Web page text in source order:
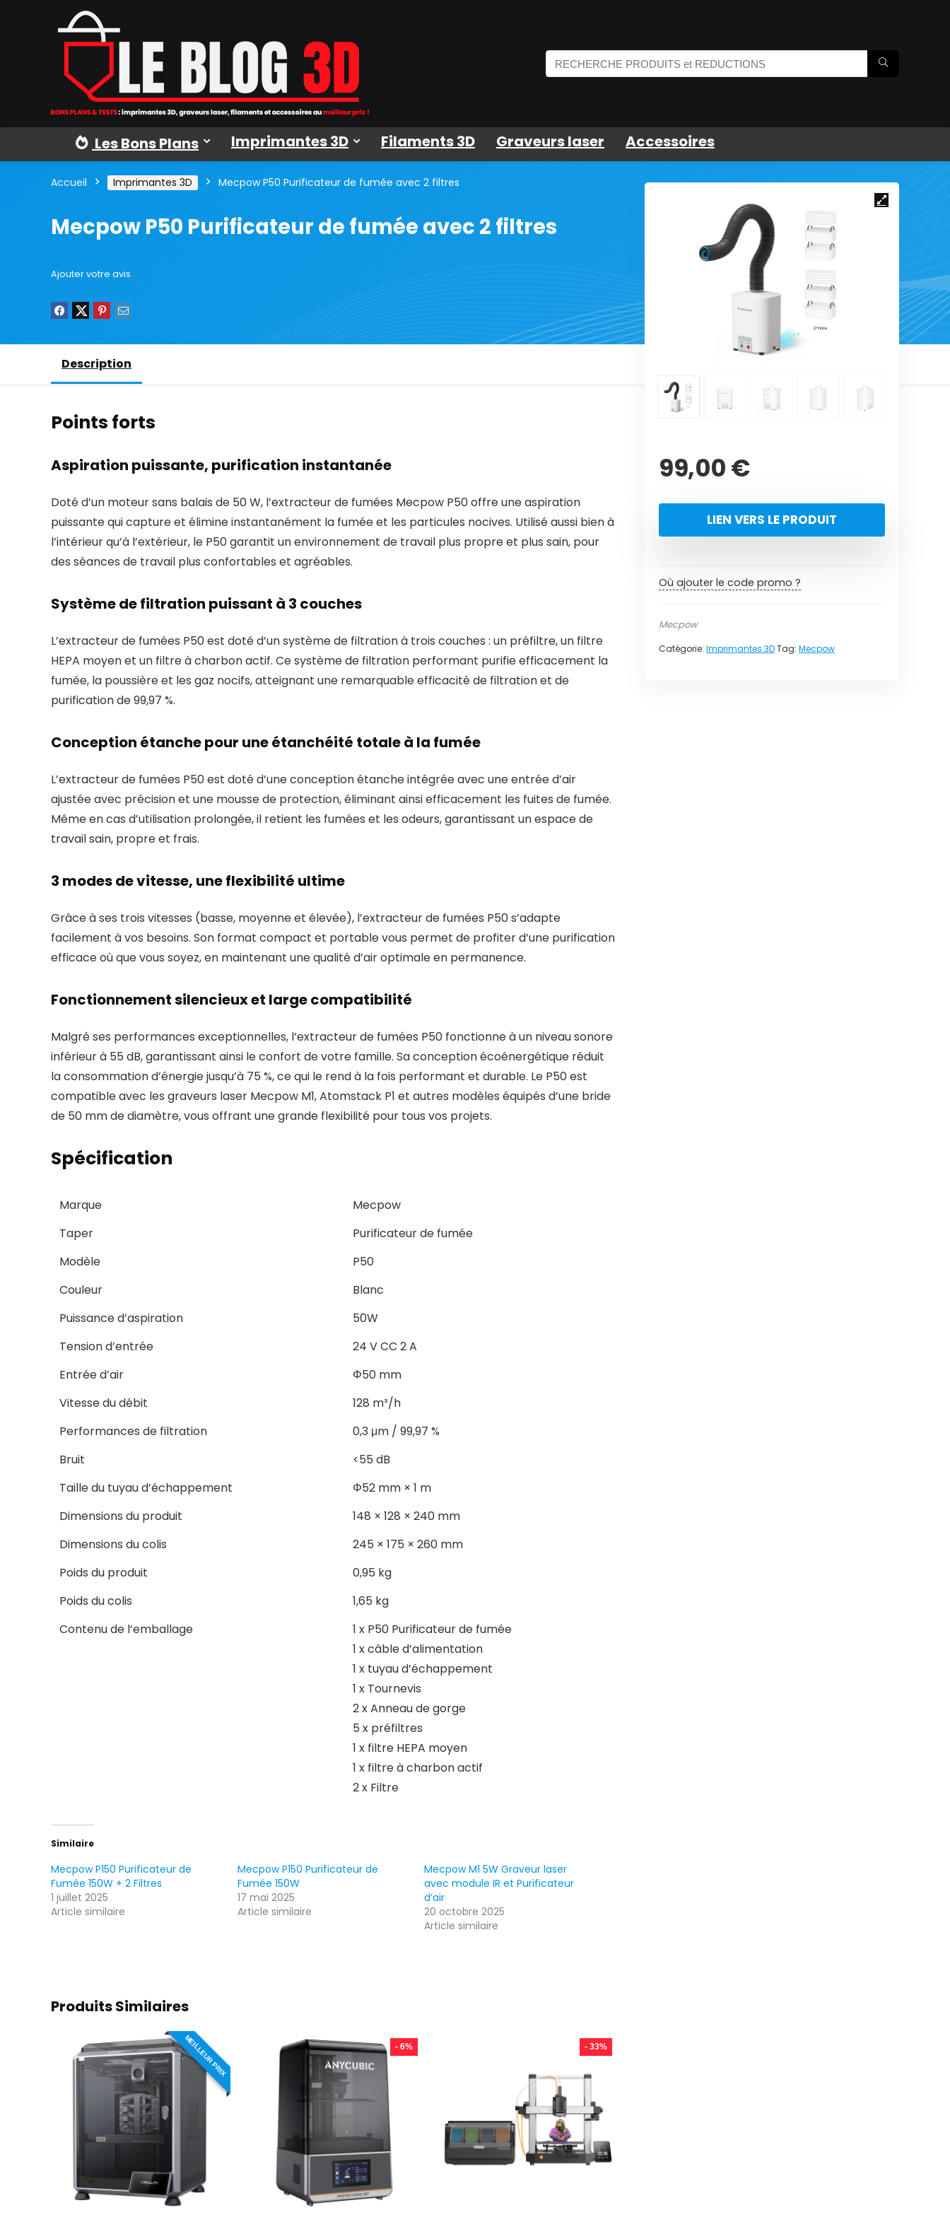
Les Bons Plans Imprimantes 3D Filaments 3D Graveurs laser Accessoires
Accueil Imprimantes 3D Mecpow P50 Purificateur de fumée avec 2 filtres
Mecpow P50 Purificateur de fumée avec 2 filtres
99,00€
LIEN VERS LE PRODUIT
Où ajouter le code promo ?
Mecpow
Catégorie: Imprimantes 3DTag: Mecpow
Ajouter votre avis
Description
Points forts
Aspiration puissante, purification instantanée
Doté d’un moteur sans balais de 50 W, l’extracteur de fumées Mecpow P50 offre une aspiration
puissante qui capture et élimine instantanément la fumée et les particules nocives. Utilisé aussi bien à
l’intérieur qu’à l’extérieur, le P50 garantit un environnement de travail plus propre et plus sain, pour
des séances de travail plus confortables et agréables.
Système de filtration puissant à 3 couches
L’extracteur de fumées P50 est doté d’un système de filtration à trois couches : un préfiltre, un filtre
HEPA moyen et un filtre à charbon actif. Ce système de filtration performant purifie efficacement la
fumée, la poussière et les gaz nocifs, atteignant une remarquable efficacité de filtration et de
purification de 99,97 %.
Conception étanche pour une étanchéité totale à la fumée
L’extracteur de fumées P50 est doté d’une conception étanche intégrée avec une entrée d’air
ajustée avec précision et une mousse de protection, éliminant ainsi efficacement les fuites de fumée.
Même en cas d’utilisation prolongée, il retient les fumées et les odeurs, garantissant un espace de
travail sain, propre et frais.
3 modes de vitesse, une flexibilité ultime
Grâce à ses trois vitesses (basse, moyenne et élevée), l’extracteur de fumées P50 s’adapte
facilement à vos besoins. Son format compact et portable vous permet de profiter d’une purification
efficace où que vous soyez, en maintenant une qualité d’air optimale en permanence.
Fonctionnement silencieux et large compatibilité
Malgré ses performances exceptionnelles, l’extracteur de fumées P50 fonctionne à un niveau sonore
inférieur à 55 dB, garantissant ainsi le confort de votre famille. Sa conception écoénergétique réduit
la consommation d’énergie jusqu’à 75 %, ce qui le rend à la fois performant et durable. Le P50 est
compatible avec les graveurs laser Mecpow M1, Atomstack P1 et autres modèles équipés d’une bride
de 50 mm de diamètre, vous offrant une grande flexibilité pour tous vos projets.
Spécification
Marque
Mecpow
Taper
Purificateur de fumée
Modèle
P50
Couleur
Blanc
Puissance d’aspiration
50W
Tension d’entrée
24 V CC 2 A
Entrée d’air
Φ50 mm
Vitesse du débit
128 m³/h
Performances de filtration
0,3 μm / 99,97 %
Bruit
<55 dB
Taille du tuyau d’échappement
Φ52 mm × 1 m
Dimensions du produit
148 × 128 × 240 mm
Dimensions du colis
245 × 175 × 260 mm
Poids du produit
0,95 kg
Poids du colis
1,65 kg
Contenu de l’emballage
1 x P50 Purificateur de fumée
1 x câble d’alimentation
1 x tuyau d’échappement
1 x Tournevis
2 x Anneau de gorge
5 x préfiltres
1 x filtre HEPA moyen
1 x filtre à charbon actif
2 x Filtre
Similaire
Mecpow P150 Purificateur de
Fumée 150W + 2 Filtres
1 juillet 2025
Article similaire
Mecpow P150 Purificateur de
Fumée 150W
17 mai 2025
Article similaire
Mecpow M1 5W Graveur laser
avec module IR et Purificateur
d’air
20 octobre 2025
Article similaire
Produits Similaires
MEILLEUR PRIX - 6% - 33%